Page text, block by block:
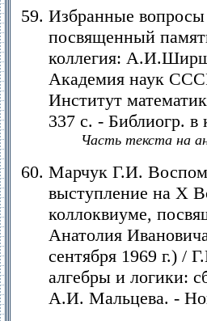
Избранные
посвященный
коллегия:
Академия наук
Институт
337 с. - Библиогр. в
Часть текста на
Марчук Г.И.
выступление на Х
коллоквиуме,
Анатолия
сентября 1969 г.) /
алгебры и логики:
А.И. Мальцева. -